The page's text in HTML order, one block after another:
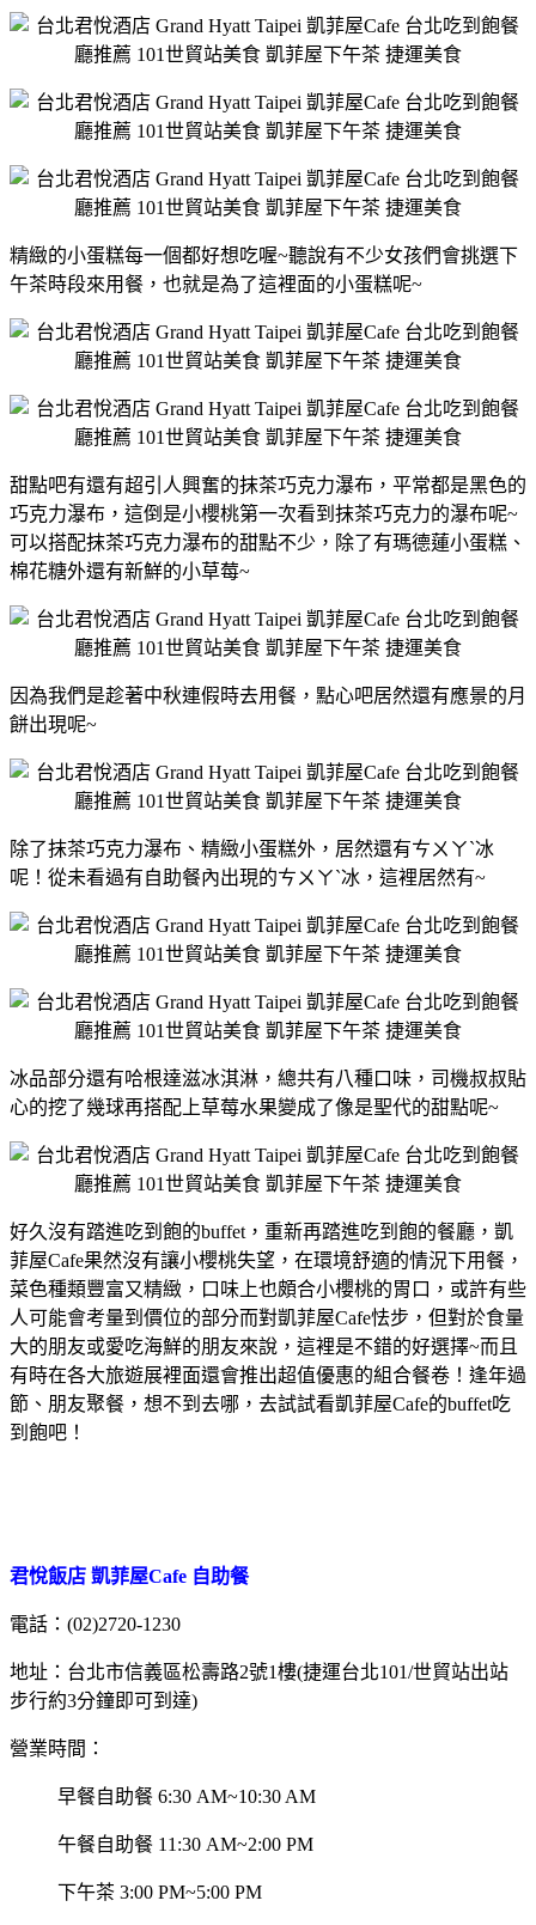
精緻的小蛋糕每一個都好想吃喔~聽說有不少女孩們會挑選下
午茶時段來用餐，也就是為了這裡面的小蛋糕呢~
甜點吧有還有超引人興奮的抹茶巧克力瀑布，平常都是黑色的
巧克力瀑布，這倒是小櫻桃第一次看到抹茶巧克力的瀑布呢~
可以搭配抹茶巧克力瀑布的甜點不少，除了有瑪德蓮小蛋糕、
棉花糖外還有新鮮的小草莓~
因為我們是趁著中秋連假時去用餐，點心吧居然還有應景的月
餅出現呢~
除了抹茶巧克力瀑布、精緻小蛋糕外，居然還有ㄘㄨㄚˋ冰
呢！從未看過有自助餐內出現的ㄘㄨㄚˋ冰，這裡居然有~
冰品部分還有哈根達滋冰淇淋，總共有八種口味，司機叔叔貼
心的挖了幾球再搭配上草莓水果變成了像是聖代的甜點呢~
好久沒有踏進吃到飽的buffet，重新再踏進吃到飽的餐廳，凱
菲屋Cafe果然沒有讓小櫻桃失望，在環境舒適的情況下用餐，
菜色種類豐富又精緻，口味上也頗合小櫻桃的胃口，或許有些
人可能會考量到價位的部分而對凱菲屋Cafe怯步，但對於食量
大的朋友或愛吃海鮮的朋友來說，這裡是不錯的好選擇~而且
有時在各大旅遊展裡面還會推出超值優惠的組合餐卷！逢年過
節、朋友聚餐，想不到去哪，去試試看凱菲屋Cafe的buffet吃
到飽吧！
君悅飯店 凱菲屋Cafe 自助餐
電話：(02)2720-1230
地址：台北市信義區松壽路2號1樓(捷運台北101/世貿站出站
步行約3分鐘即可到達)
營業時間：
早餐自助餐 6:30 AM~10:30 AM
午餐自助餐 11:30 AM~2:00 PM
下午茶 3:00 PM~5:00 PM